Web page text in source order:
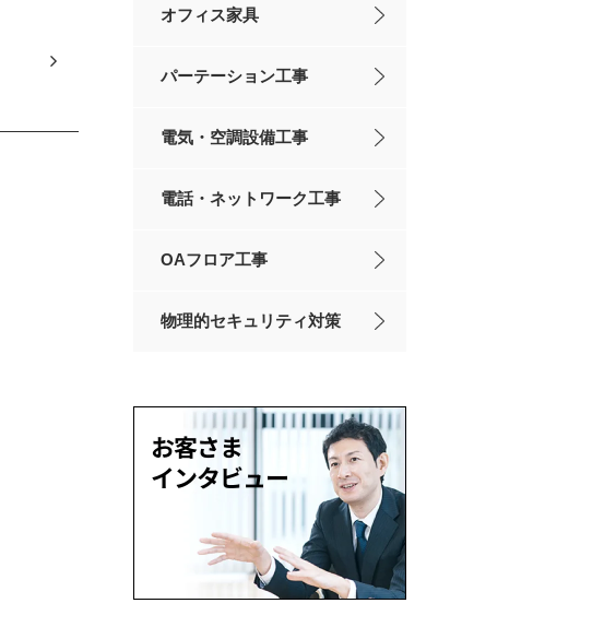
オフィス家具
パーテーション工事
電気・空調設備工事
電話・ネットワーク工事
OAフロア工事
物理的セキュリティ対策